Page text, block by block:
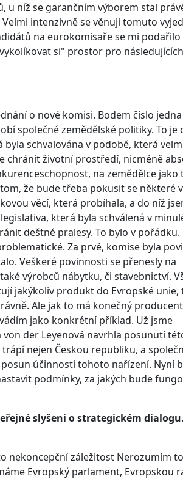
u níž se garančním výborem stal
intenzivně se věnuji tomuto
na eurokomisaře se mi
si" prostor pro
o nové komisi. Bodem číslo jedna
společné zemědělské politiky. To je
schvalována v podobě, která
chránit životní prostředí, nicméně
na zemědělce jako
že bude třeba pokusit se některé
věcí, která probíhala, a do níž
která byla schválená v
deštné pralesy. To bylo v pořádku.
Za prvé, komise byla
Veškeré povinnosti se přenesly na
výrobců nábytku, či stavebnictví.
jakýkoliv produkt do Evropské unie,
Ale jak to má konečný
jako konkrétní příklad. Už jsme
der Leyenová navrhla posunutí
nejen Českou republiku, a
účinnosti tohoto nařízení. Nyní
podmínky, za jakých bude
slyšeni o strategickém
nekoncepční záležitost Nerozumím
Evropský parlament, Evropskou